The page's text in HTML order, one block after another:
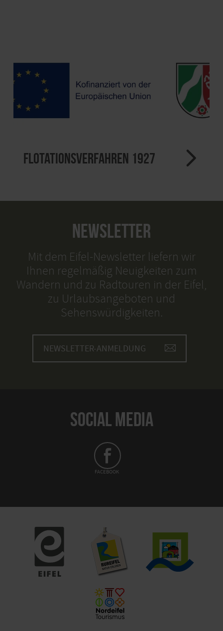
Flotationsverfahren 1927
NEWSLETTER
Mit dem Eifel-Newsletter liefern wir
Ihnen regelmäßig Neuigkeiten zum
Wandern und zu Radtouren in der Eifel,
zu Urlaubsangeboten und
Sehenswürdigkeiten.
NEWSLETTER-ANMELDUNG
SOCIAL MEDIA
FACEBOOK